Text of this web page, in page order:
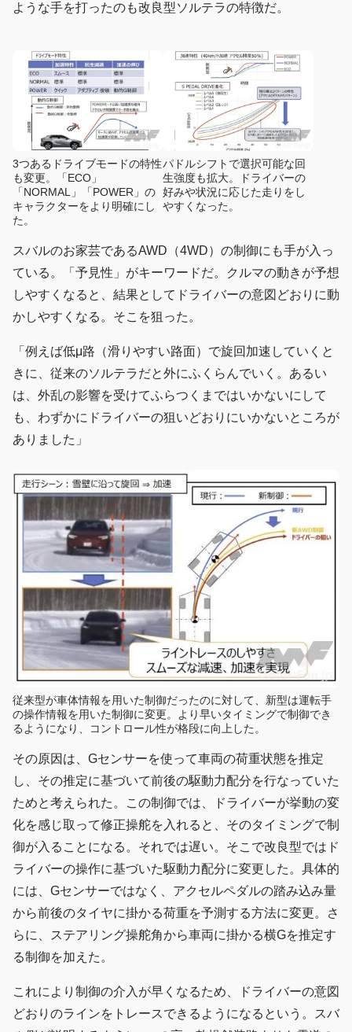
ような手を打ったのも改良型ソルテラの特徴だ。
3つあるドライブモードの特性
も変更。「ECO」
「NORMAL」「POWER」の
キャラクターをより明確にし
た。
パドルシフトで選択可能な回
生強度も拡大。ドライバーの
好みや状況に応じた走りをし
やすくなった。
スバルのお家芸であるAWD（4WD）の制御にも手が入っ
ている。「予見性」がキーワードだ。クルマの動きが予想
しやすくなると、結果としてドライバーの意図どおりに動
かしやすくなる。そこを狙った。
「例えば低μ路（滑りやすい路面）で旋回加速していくと
きに、従来のソルテラだと外にふくらんでいく。あるい
は、外乱の影響を受けてふらつくまではいかないにして
も、わずかにドライバーの狙いどおりにいかないところが
ありました」
従来型が車体情報を用いた制御だったのに対して、新型は運転手
の操作情報を用いた制御に変更。より早いタイミングで制御でき
るようになり、コントロール性が格段に向上した。
その原因は、Gセンサーを使って車両の荷重状態を推定
し、その推定に基づいて前後の駆動力配分を行なっていた
ためと考えられた。この制御では、ドライバーが挙動の変
化を感じ取って修正操舵を入れると、そのタイミングで制
御が入ることになる。それでは遅い。そこで改良型ではド
ライバーの操作に基づいた駆動力配分に変更した。具体的
には、Gセンサーではなく、アクセルペダルの踏み込み量
から前後のタイヤに掛かる荷重を予測する方法に変更。さ
らに、ステアリング操舵角から車両に掛かる横Gを推定す
る制御を加えた。
これにより制御の介入が早くなるため、ドライバーの意図
どおりのラインをトレースできるようになるという。スバ